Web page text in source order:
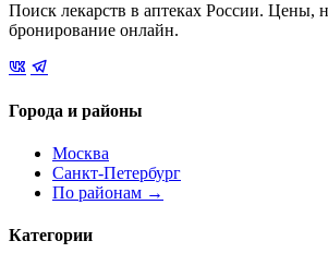
Поиск лекарств в аптеках России. Цены,
бронирование онлайн.
Города и районы
Москва
Санкт-Петербург
По районам →
Категории